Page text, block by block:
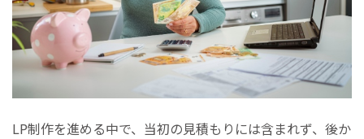
LP制作を進める中で、当初の見積もりには含まれず、後か